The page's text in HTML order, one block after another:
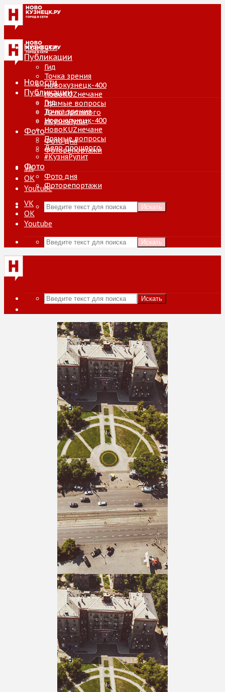
Новости
Публикации
Гид
Точка зрения
Новокузнецк-400
НовоKUZнечане
Прямые вопросы
Дело прошлого
#КузняРулит
Фото
Фото дня
Фоторепортажи
VK
ОК
Youtube
Искать
Новости
Публикации
Гид
Точка зрения
Новокузнецк-400
НовоKUZнечане
Прямые вопросы
Дело прошлого
#КузняРулит
Фото
Фото дня
Фоторепортажи
VK
ОК
Youtube
Искать
Искать